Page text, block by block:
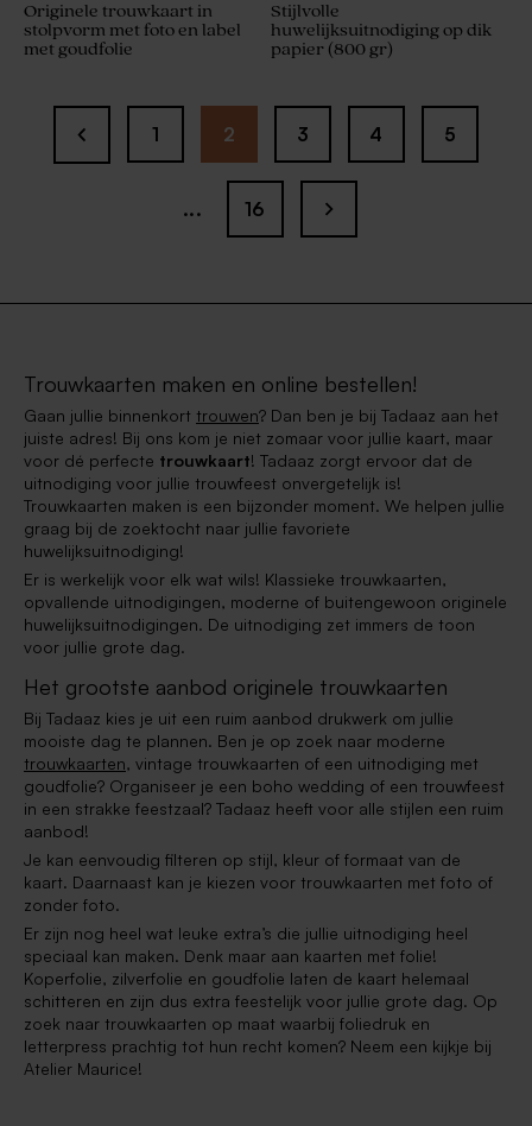
Originele trouwkaart in
stolpvorm met foto en label
met goudfolie
Stijlvolle
huwelijksuitnodiging op dik
papier (800 gr)
1 2 3 4 5
... 16
Trouwkaarten maken en online bestellen!
Gaan jullie binnenkort trouwen? Dan ben je bij Tadaaz aan het
juiste adres! Bij ons kom je niet zomaar voor jullie kaart, maar
voor dé perfecte trouwkaart! Tadaaz zorgt ervoor dat de
uitnodiging voor jullie trouwfeest onvergetelijk is!
Trouwkaarten maken is een bijzonder moment. We helpen jullie
graag bij de zoektocht naar jullie favoriete
huwelijksuitnodiging!
Er is werkelijk voor elk wat wils! Klassieke trouwkaarten,
opvallende uitnodigingen, moderne of buitengewoon originele
huwelijksuitnodigingen. De uitnodiging zet immers de toon
voor jullie grote dag.
Het grootste aanbod originele trouwkaarten
Bij Tadaaz kies je uit een ruim aanbod drukwerk om jullie
mooiste dag te plannen. Ben je op zoek naar moderne
trouwkaarten, vintage trouwkaarten of een uitnodiging met
goudfolie? Organiseer je een boho wedding of een trouwfeest
in een strakke feestzaal? Tadaaz heeft voor alle stijlen een ruim
aanbod!
Je kan eenvoudig filteren op stijl, kleur of formaat van de
kaart. Daarnaast kan je kiezen voor trouwkaarten met foto of
zonder foto.
Er zijn nog heel wat leuke extra’s die jullie uitnodiging heel
speciaal kan maken. Denk maar aan kaarten met folie!
Koperfolie, zilverfolie en goudfolie laten de kaart helemaal
schitteren en zijn dus extra feestelijk voor jullie grote dag. Op
zoek naar trouwkaarten op maat waarbij foliedruk en
letterpress prachtig tot hun recht komen? Neem een kijkje bij
Atelier Maurice!